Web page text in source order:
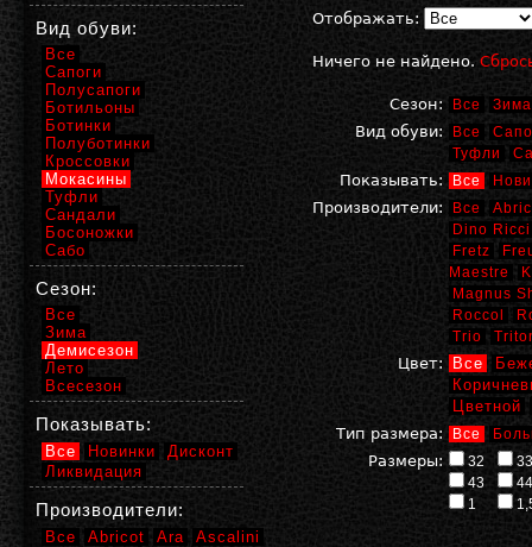
Отображать:
Ничего не найдено.
Сезон: Все Зима
Вид обуви: Все
Туфли
Показывать: Все
Производители: Все
Dino Ricci
Fretz
Maestre
Magnus
Roccol
Trio
Цвет: Все
Цветной
Тип размера:
Все
Размеры: 32
33
43
44
1
Вид обуви:
Все
Сапоги
Полусапоги
Ботильоны
Ботинки
Полуботинки
Кроссовки
Мокасины
Туфли
Сандали
Босоножки
Сабо
Сезон:
Все
Зима
Демисезон
Лето
Всесезон
Показывать:
Все Новинки
Дисконт
Ликвидация
Производители:
Все Abricot Ara
Ascalini